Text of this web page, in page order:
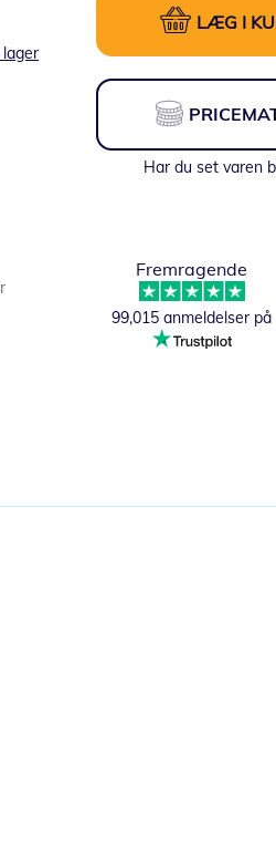
LÆG I
Har du set varen
Fremragende
99,015 anmeldelser på